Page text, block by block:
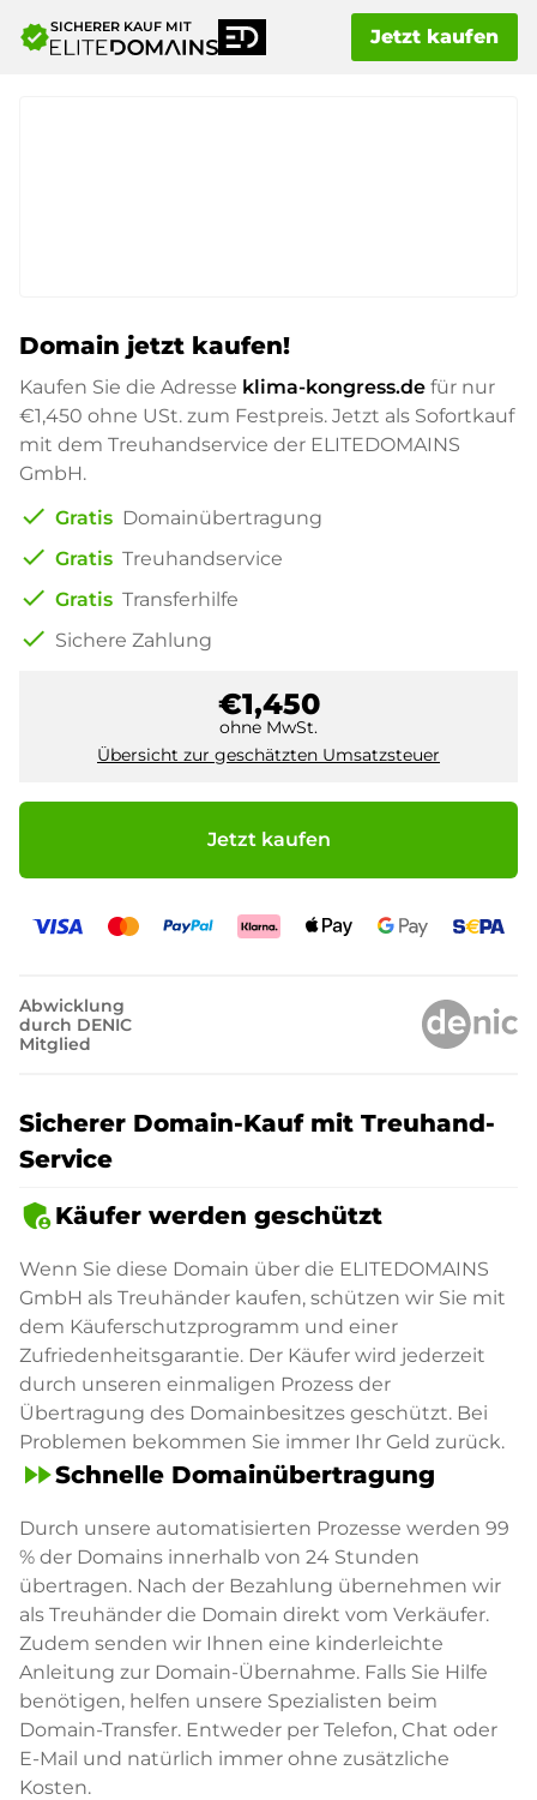
verifiedSICHERER KAUF MIT Jetzt kaufen
Domain jetzt kaufen!
Kaufen Sie die Adresse klima-kongress.de für nur
€1,450 ohne USt. zum Festpreis. Jetzt als Sofortkauf
mit dem Treuhandservice der ELITEDOMAINS
GmbH.
check Gratis Domainübertragung
check Gratis Treuhandservice
check Gratis Transferhilfe
check Sichere Zahlung
€1,450
ohne MwSt.
Übersicht zur geschätzten Umsatzsteuer
Jetzt kaufen
Abwicklung
durch DENIC
Mitglied
Sicherer Domain-Kauf mit Treuhand-
Service
admin_panel_settingsKäufer werden geschützt
Wenn Sie diese Domain über die ELITEDOMAINS
GmbH als Treuhänder kaufen, schützen wir Sie mit
dem Käuferschutzprogramm und einer
Zufriedenheitsgarantie. Der Käufer wird jederzeit
durch unseren einmaligen Prozess der
Übertragung des Domainbesitzes geschützt. Bei
Problemen bekommen Sie immer Ihr Geld zurück.
fast_forwardSchnelle Domainübertragung
Durch unsere automatisierten Prozesse werden 99
% der Domains innerhalb von 24 Stunden
übertragen. Nach der Bezahlung übernehmen wir
als Treuhänder die Domain direkt vom Verkäufer.
Zudem senden wir Ihnen eine kinderleichte
Anleitung zur Domain-Übernahme. Falls Sie Hilfe
benötigen, helfen unsere Spezialisten beim
Domain-Transfer. Entweder per Telefon, Chat oder
E-Mail und natürlich immer ohne zusätzliche
Kosten.